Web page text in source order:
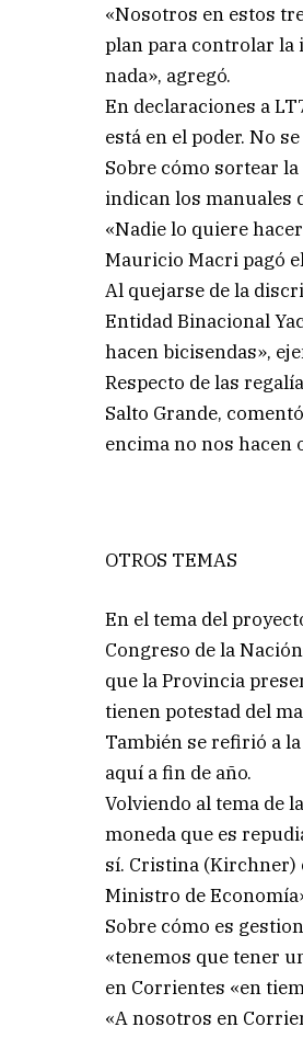
«Nosotros en estos
plan para controlar la
nada», agregó.
En declaraciones a
está en el poder. No
Sobre cómo sortear
indican los manuales
«Nadie lo quiere
Mauricio Macri pagó
Al quejarse de la
Entidad Binacional
hacen bicisendas»,
Respecto de las
Salto Grande,
encima no nos hacen
OTROS TEMAS
En el tema del
Congreso de la
que la Provincia
tienen potestad del
También se refirió a
aquí a fin de año.
Volviendo al tema de
moneda que es
sí. Cristina (Kirchner)
Ministro de
Sobre cómo es
«tenemos que tener
en Corrientes «en
«A nosotros en